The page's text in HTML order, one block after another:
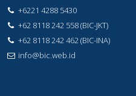
+6221 4288 5430
+62 8118 242 558 (BIC-JKT)
+62 8118 242 462 (BIC-INA)
info@bic.web.id